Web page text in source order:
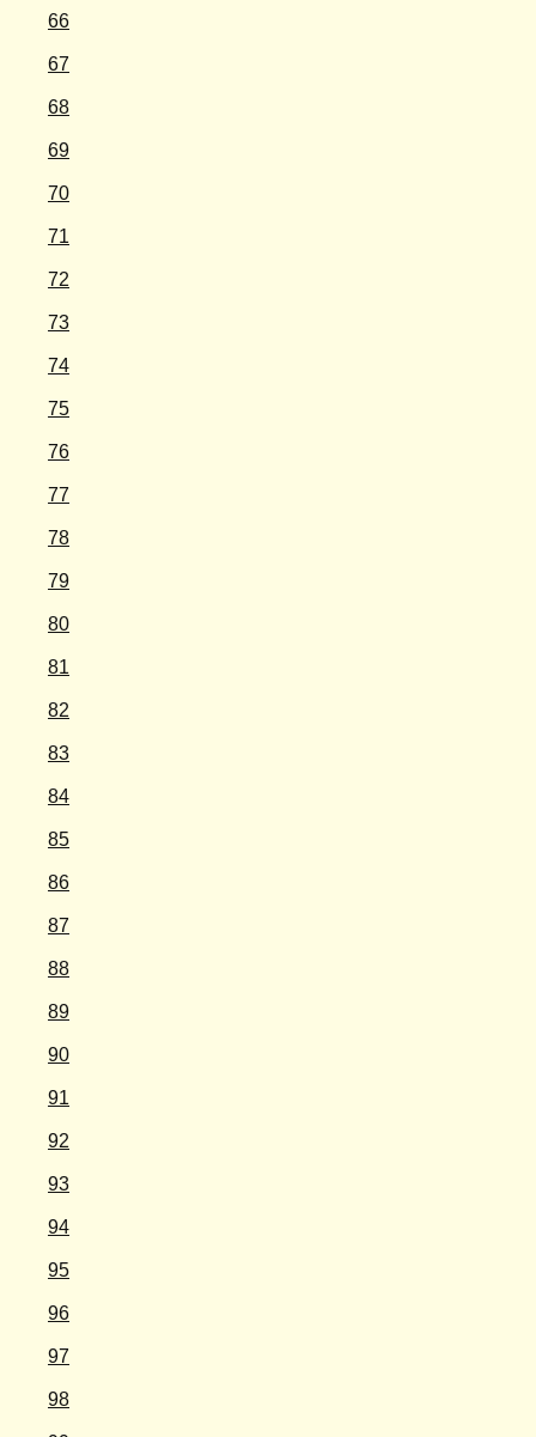
66
67
68
69
70
71
72
73
74
75
76
77
78
79
80
81
82
83
84
85
86
87
88
89
90
91
92
93
94
95
96
97
98